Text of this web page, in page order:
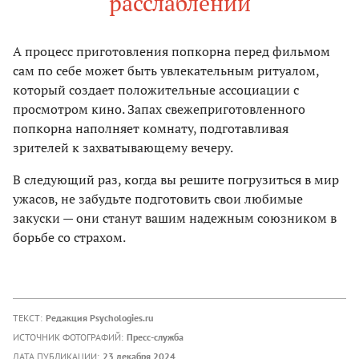
А процесс приготовления попкорна перед фильмом
сам по себе может быть увлекательным ритуалом,
который создает положительные ассоциации с
просмотром кино. Запах свежеприготовленного
попкорна наполняет комнату, подготавливая
зрителей к захватывающему вечеру.
В следующий раз, когда вы решите погрузиться в мир
ужасов, не забудьте подготовить свои любимые
закуски — они станут вашим надежным союзником в
борьбе со страхом.
ТЕКСТ: Редакция Psychologies.ru
ИСТОЧНИК ФОТОГРАФИЙ: Пресс-служба
ДАТА ПУБЛИКАЦИИ: 23 декабря 2024